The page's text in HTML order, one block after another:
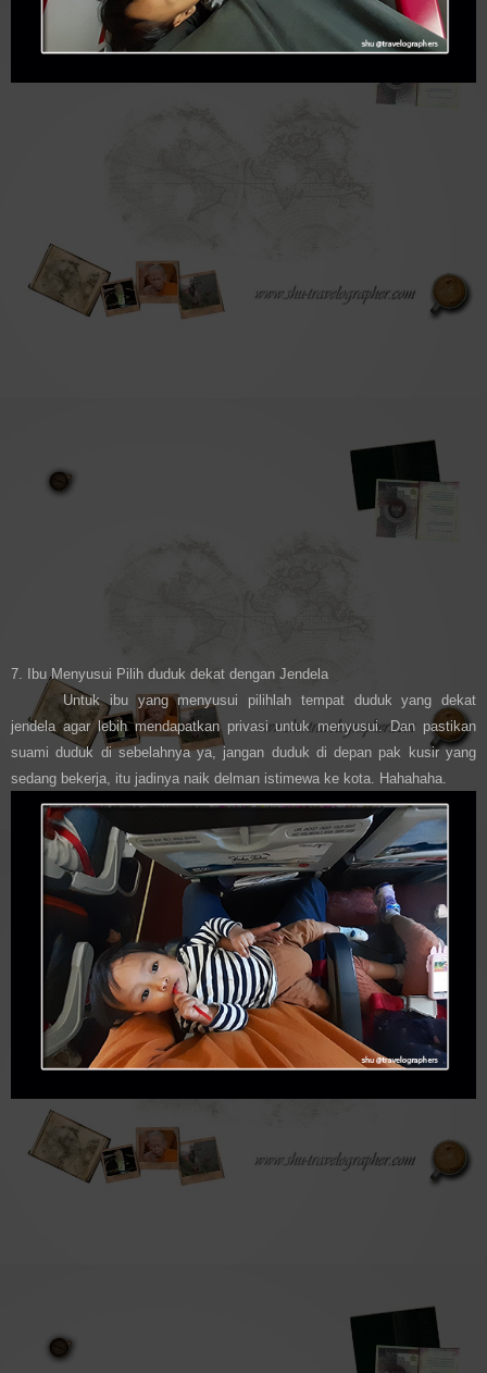
7. Ibu Menyusui Pilih duduk dekat dengan Jendela
Untuk ibu yang menyusui pilihlah tempat duduk yang dekat
jendela agar lebih mendapatkan privasi untuk menyusui. Dan pastikan
suami duduk di sebelahnya ya, jangan duduk di depan pak kusir yang
sedang bekerja, itu jadinya naik delman istimewa ke kota. Hahahaha.